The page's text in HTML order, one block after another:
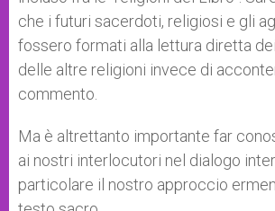
che i futuri sacerdoti, religiosi e gli
fossero formati alla lettura diretta
delle altre religioni invece di
commento.
Ma è altrettanto importante far
ai nostri interlocutori nel dialogo
particolare il nostro approccio